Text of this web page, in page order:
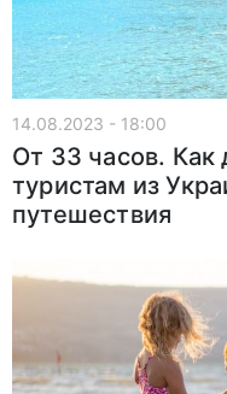
14.08.2023 - 18:00
От 33 часов. Как
туристам из
путешествия